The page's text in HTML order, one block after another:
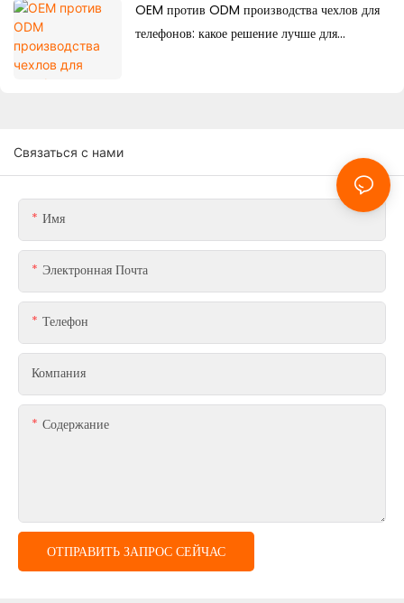
OEM против ODM производства чехлов для
телефонов: какое решение лучше для
Связаться с нами
Имя
Электронная Почта
Телефон
Компания
Содержание
ОТПРАВИТЬ ЗАПРОС СЕЙЧАС